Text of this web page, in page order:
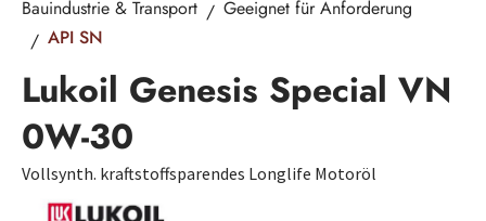
Bauindustrie & Transport
Geeignet für Anforderung
API SN
Lukoil Genesis Special VN
0W-30
Vollsynth. kraftstoffsparendes Longlife Motoröl